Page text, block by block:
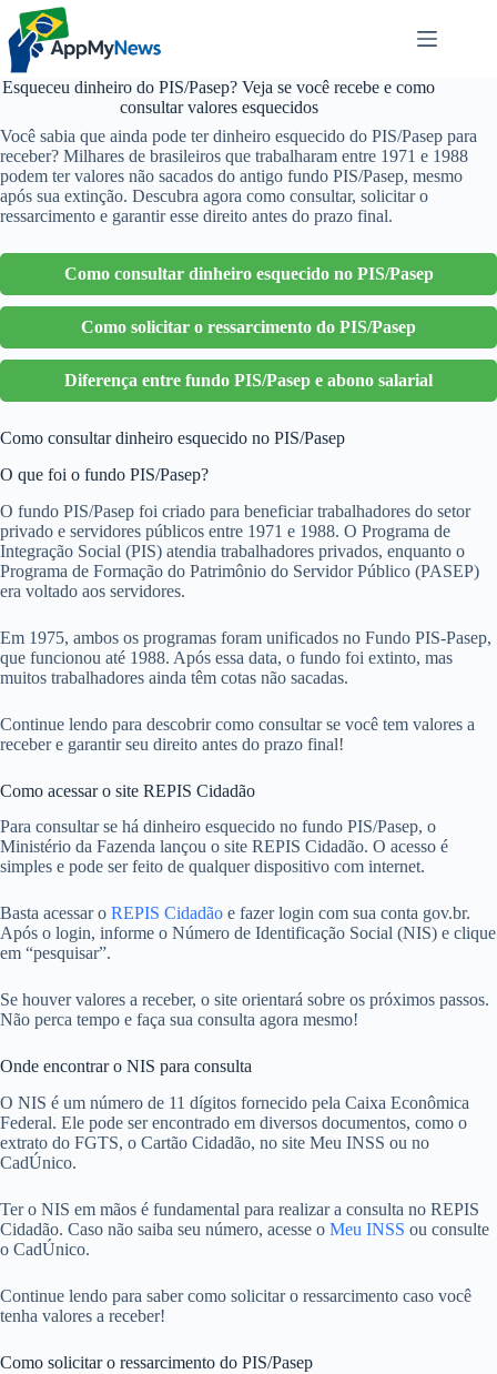
Pular
para
conteúdo
Esqueceu dinheiro do PIS/Pasep? Veja se você recebe e como
consultar valores esquecidos
Você sabia que ainda pode ter dinheiro esquecido do PIS/Pasep para
receber? Milhares de brasileiros que trabalharam entre 1971 e 1988
podem ter valores não sacados do antigo fundo PIS/Pasep, mesmo
após sua extinção. Descubra agora como consultar, solicitar o
ressarcimento e garantir esse direito antes do prazo final.
Como consultar dinheiro esquecido no PIS/Pasep
Como solicitar o ressarcimento do PIS/Pasep
Diferença entre fundo PIS/Pasep e abono salarial
Como consultar dinheiro esquecido no PIS/Pasep
O que foi o fundo PIS/Pasep?
O fundo PIS/Pasep foi criado para beneficiar trabalhadores do setor
privado e servidores públicos entre 1971 e 1988. O Programa de
Integração Social (PIS) atendia trabalhadores privados, enquanto o
Programa de Formação do Patrimônio do Servidor Público (PASEP)
era voltado aos servidores.
Em 1975, ambos os programas foram unificados no Fundo PIS-Pasep,
que funcionou até 1988. Após essa data, o fundo foi extinto, mas
muitos trabalhadores ainda têm cotas não sacadas.
Continue lendo para descobrir como consultar se você tem valores a
receber e garantir seu direito antes do prazo final!
Como acessar o site REPIS Cidadão
Para consultar se há dinheiro esquecido no fundo PIS/Pasep, o
Ministério da Fazenda lançou o site REPIS Cidadão. O acesso é
simples e pode ser feito de qualquer dispositivo com internet.
Basta acessar o REPIS Cidadão e fazer login com sua conta gov.br.
Após o login, informe o Número de Identificação Social (NIS) e clique
em “pesquisar”.
Se houver valores a receber, o site orientará sobre os próximos passos.
Não perca tempo e faça sua consulta agora mesmo!
Onde encontrar o NIS para consulta
O NIS é um número de 11 dígitos fornecido pela Caixa Econômica
Federal. Ele pode ser encontrado em diversos documentos, como o
extrato do FGTS, o Cartão Cidadão, no site Meu INSS ou no
CadÚnico.
Ter o NIS em mãos é fundamental para realizar a consulta no REPIS
Cidadão. Caso não saiba seu número, acesse o Meu INSS ou consulte
o CadÚnico.
Continue lendo para saber como solicitar o ressarcimento caso você
tenha valores a receber!
Como solicitar o ressarcimento do PIS/Pasep